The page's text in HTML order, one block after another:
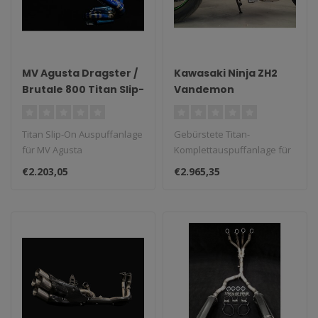
MV Agusta Dragster /
Brutale 800 Titan Slip-
Titan Slip-On Auspuffanlage
für MV Agusta
Dragster/Brutale 800...
€2.203,05
Kawasaki Ninja ZH2
Vandemon
Auspuffanlage
Gebürstete Titan-
Komplettauspuffanlage für
Kawasaki Ninja ZH2...
€2.965,35